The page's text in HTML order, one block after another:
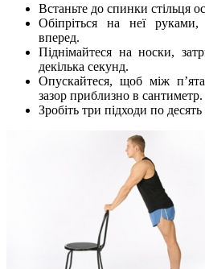
Встаньте до спинки стільця
Обіпріться на неї
вперед.
Піднімайтеся на носки,
декілька секунд.
Опускайтеся, щоб між
зазор приблизно в сантиметр.
Зробіть три підходи по десять